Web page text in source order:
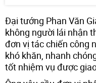
Đại tướng Phan Văn
không người lái nhận
đơn vị tác chiến công
khó khăn, nhanh
tốt nhiệm vụ được